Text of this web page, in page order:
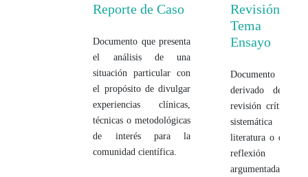
Reporte de Caso
Documento que presenta
el análisis de una
situación particular con
el propósito de divulgar
experiencias clínicas,
técnicas o metodológicas
de interés para la
comunidad científica.
Revisión de
Tema o
Ensayo
Documento
derivado de una
revisión crítica no
sistemática de la
literatura o de una
reflexión
argumentada sobre